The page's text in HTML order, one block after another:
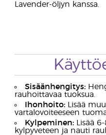
Lavender-öljyn kanssa.
Sisäänhengitys:
rauhoittavaa tuoksua.
Ihonhoito: Lisää
vartalovoiteeseen
Kylpeminen: Lisää
kylpyveteen ja nauti